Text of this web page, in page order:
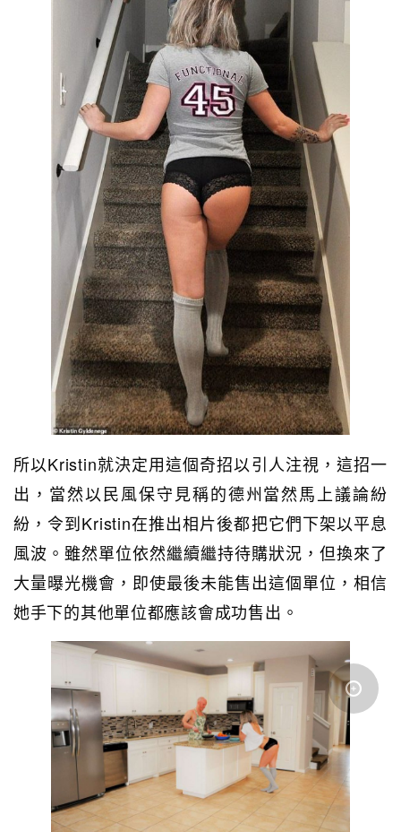
所以Kristin就決定用這個奇招以引人注視，這招一
出，當然以民風保守見稱的德州當然馬上議論紛
紛，令到Kristin在推出相片後都把它們下架以平息
風波。雖然單位依然繼續繼持待購狀況，但換來了
大量曝光機會，即使最後未能售出這個單位，相信
她手下的其他單位都應該會成功售出。